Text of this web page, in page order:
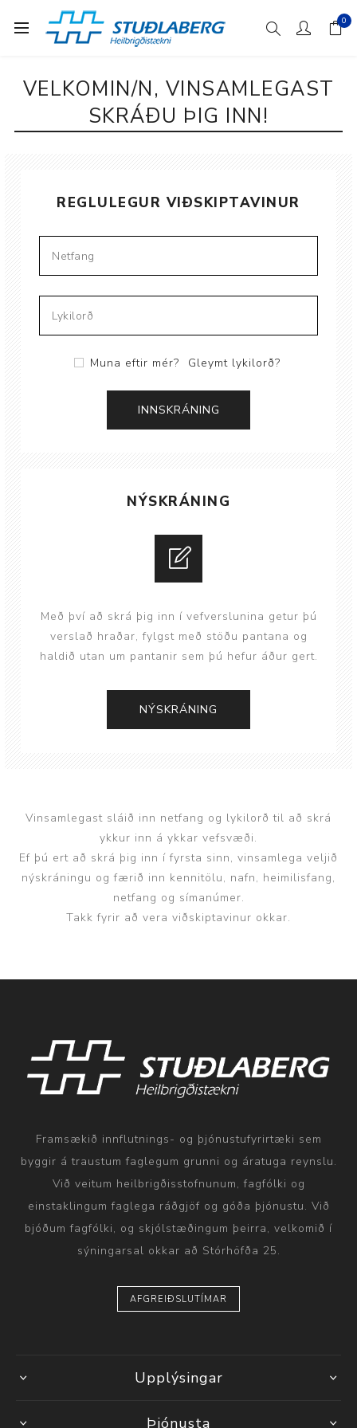
0
VELKOMIN/N, VINSAMLEGAST
SKRÁÐU ÞIG INN!
REGLULEGUR VIÐSKIPTAVINUR
Muna eftir mér? Gleymt lykilorð?
NÝSKRÁNING
Með því að skrá þig inn í vefverslunina getur þú
verslað hraðar, fylgst með stöðu pantana og
haldið utan um pantanir sem þú hefur áður gert.
Vinsamlegast sláið inn netfang og lykilorð til að skrá
ykkur inn á ykkar vefsvæði.
Ef þú ert að skrá þig inn í fyrsta sinn, vinsamlega veljið
nýskráningu og færið inn kennitölu, nafn, heimilisfang,
netfang og símanúmer.
Takk fyrir að vera viðskiptavinur okkar.
Framsækið innflutnings- og þjónustufyrirtæki sem
byggir á traustum faglegum grunni og áratuga reynslu.
Við veitum heilbrigðisstofnunum, fagfólki og
einstaklingum faglega ráðgjöf og góða þjónustu. Við
bjóðum fagfólki, og skjólstæðingum þeirra, velkomið í
sýningarsal okkar að Stórhöfða 25.
AFGREIÐSLUTÍMAR
Upplýsingar
Þjónusta